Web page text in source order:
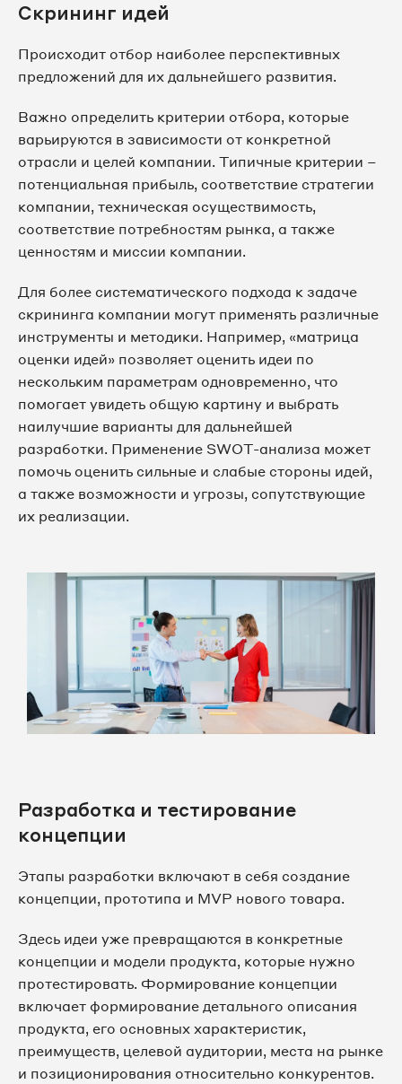
Скрининг идей
Происходит отбор наиболее перспективных
предложений для их дальнейшего развития.
Важно определить критерии отбора, которые
варьируются в зависимости от конкретной
отрасли и целей компании. Типичные критерии –
потенциальная прибыль, соответствие стратегии
компании, техническая осуществимость,
соответствие потребностям рынка, а также
ценностям и миссии компании.
Для более систематического подхода к задаче
скрининга компании могут применять различные
инструменты и методики. Например, «матрица
оценки идей» позволяет оценить идеи по
нескольким параметрам одновременно, что
помогает увидеть общую картину и выбрать
наилучшие варианты для дальнейшей
разработки. Применение SWOT-анализа может
помочь оценить сильные и слабые стороны идей,
а также возможности и угрозы, сопутствующие
их реализации.
Разработка и тестирование
концепции
Этапы разработки включают в себя создание
концепции, прототипа и MVP нового товара.
Здесь идеи уже превращаются в конкретные
концепции и модели продукта, которые нужно
протестировать. Формирование концепции
включает формирование детального описания
продукта, его основных характеристик,
преимуществ, целевой аудитории, места на рынке
и позиционирования относительно конкурентов.